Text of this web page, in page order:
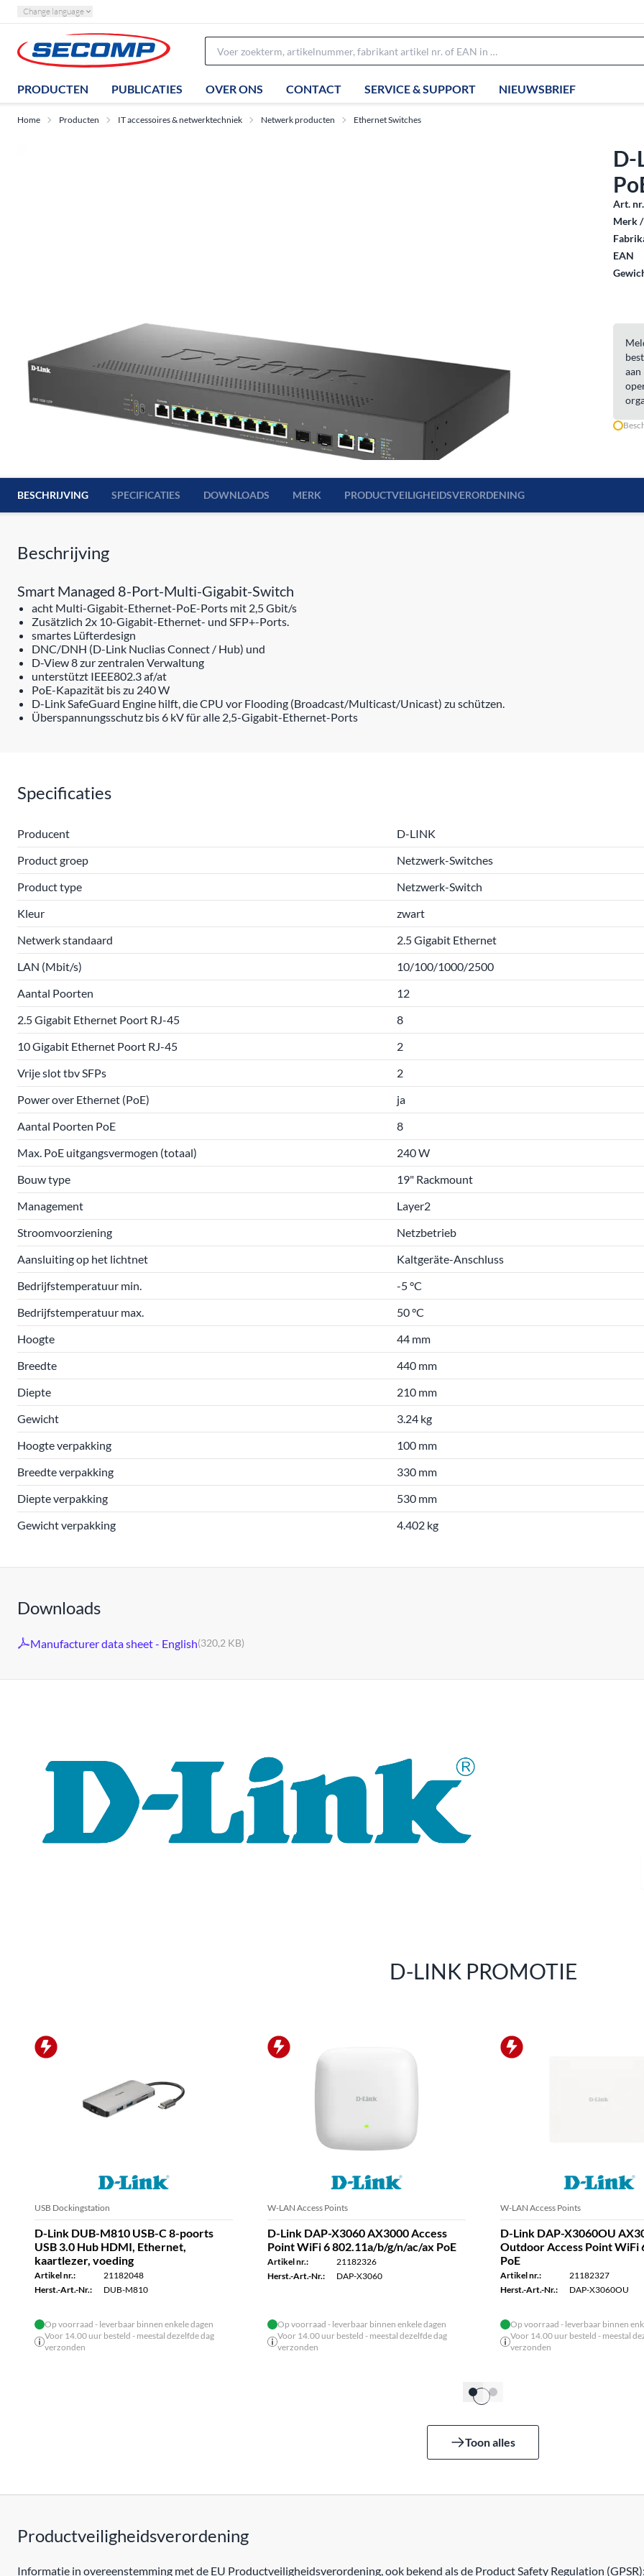
Change language
PRODUCTEN PUBLICATIES OVER ONS CONTACT SERVICE & SUPPORT NIEUWSBRIEF
Home Producten IT accessoires & netwerktechniek Netwerk producten Ethernet Switches
D-
Art. nr.
Merk
EAN
BESCHRIJVING SPECIFICATIES DOWNLOADS MERK PRODUCTVEILIGHEIDSVERORDENING
Beschrijving
Smart Managed 8-Port-Multi-Gigabit-Switch
acht Multi-Gigabit-Ethernet-PoE-Ports mit 2,5 Gbit/s
Zusätzlich 2x 10-Gigabit-Ethernet- und SFP+-Ports.
smartes Lüfterdesign
DNC/DNH (D-Link Nuclias Connect / Hub) und
D-View 8 zur zentralen Verwaltung
unterstützt IEEE802.3 af/at
PoE-Kapazität bis zu 240 W
D-Link SafeGuard Engine hilft, die CPU vor Flooding (Broadcast/Multicast/Unicast) zu schützen.
Überspannungsschutz bis 6 kV für alle 2,5-Gigabit-Ethernet-Ports
Specificaties
Producent
D-LINK
Product groep
Netzwerk-Switches
Product type
Netzwerk-Switch
Kleur
zwart
Netwerk standaard
2.5 Gigabit Ethernet
LAN (Mbit/s)
10/100/1000/2500
Aantal Poorten
12
2.5 Gigabit Ethernet Poort RJ-45
8
10 Gigabit Ethernet Poort RJ-45
2
Vrije slot tbv SFPs
2
Power over Ethernet (PoE)
ja
Aantal Poorten PoE
8
Max. PoE uitgangsvermogen (totaal)
240 W
Bouw type
19" Rackmount
Management
Layer2
Stroomvoorziening
Netzbetrieb
Aansluiting op het lichtnet
Kaltgeräte-Anschluss
Bedrijfstemperatuur min.
-5 °C
Bedrijfstemperatuur max.
50 °C
Hoogte
44 mm
Breedte
440 mm
Diepte
210 mm
Gewicht
3.24 kg
Hoogte verpakking
100 mm
Breedte verpakking
330 mm
Diepte verpakking
530 mm
Gewicht verpakking
4.402 kg
Downloads
Manufacturer data sheet - English(320,2 KB)
D-LINK PROMOTIE
USB Dockingstation
D-Link DUB-M810 USB-C 8-poorts
USB 3.0 Hub HDMI, Ethernet,
kaartlezer, voeding
Artikel nr.:
21182048
Herst.-Art.-Nr.:
DUB-M810
Op voorraad - leverbaar binnen enkele dagen
Voor 14.00 uur besteld - meestal dezelfde dag
verzonden
W-LAN Access Points
D-Link DAP-X3060 AX3000 Access
Point WiFi 6 802.11a/b/g/n/ac/ax PoE
Artikel nr.:
21182326
Herst.-Art.-Nr.:
DAP-X3060
Op voorraad - leverbaar binnen enkele dagen
Voor 14.00 uur besteld - meestal dezelfde dag
verzonden
W-LAN Access Points
D-Link DAP-X3060OU
Outdoor Access Point WiFi
PoE
Artikel nr.:
21182327
Herst.-Art.-Nr.:
DAP-X3060OU
Op voorraad - leverbaar binnen
Voor 14.00 uur besteld - meestal
verzonden
Toon alles
Productveiligheidsverordening
Informatie in overeenstemming met de EU Productveiligheidsverordening, ook bekend als de Product Safety Regulation (GPSR):